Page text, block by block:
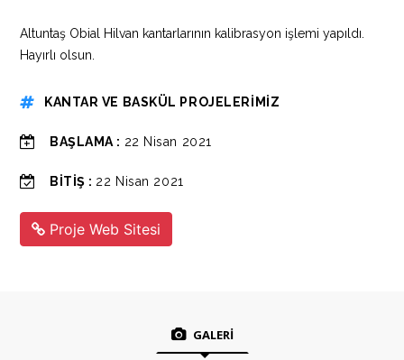
Altuntaş Obial Hilvan kantarlarının kalibrasyon işlemi yapıldı.
Hayırlı olsun.
KANTAR VE BASKÜL PROJELERİMİZ
BAŞLAMA : 22 Nisan 2021
BİTİŞ : 22 Nisan 2021
Proje Web Sitesi
GALERİ